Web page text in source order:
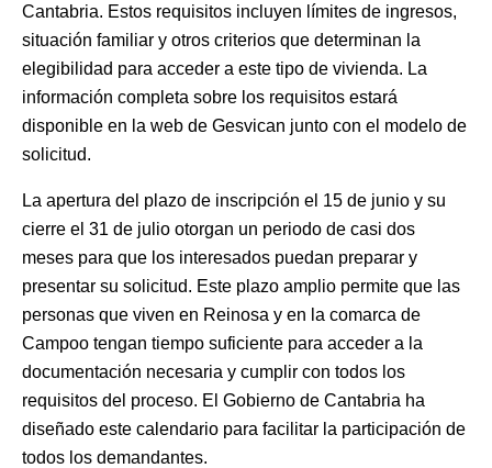
Cantabria. Estos requisitos incluyen límites de ingresos,
situación familiar y otros criterios que determinan la
elegibilidad para acceder a este tipo de vivienda. La
información completa sobre los requisitos estará
disponible en la web de Gesvican junto con el modelo de
solicitud.
La apertura del plazo de inscripción el 15 de junio y su
cierre el 31 de julio otorgan un periodo de casi dos
meses para que los interesados puedan preparar y
presentar su solicitud. Este plazo amplio permite que las
personas que viven en Reinosa y en la comarca de
Campoo tengan tiempo suficiente para acceder a la
documentación necesaria y cumplir con todos los
requisitos del proceso. El Gobierno de Cantabria ha
diseñado este calendario para facilitar la participación de
todos los demandantes.